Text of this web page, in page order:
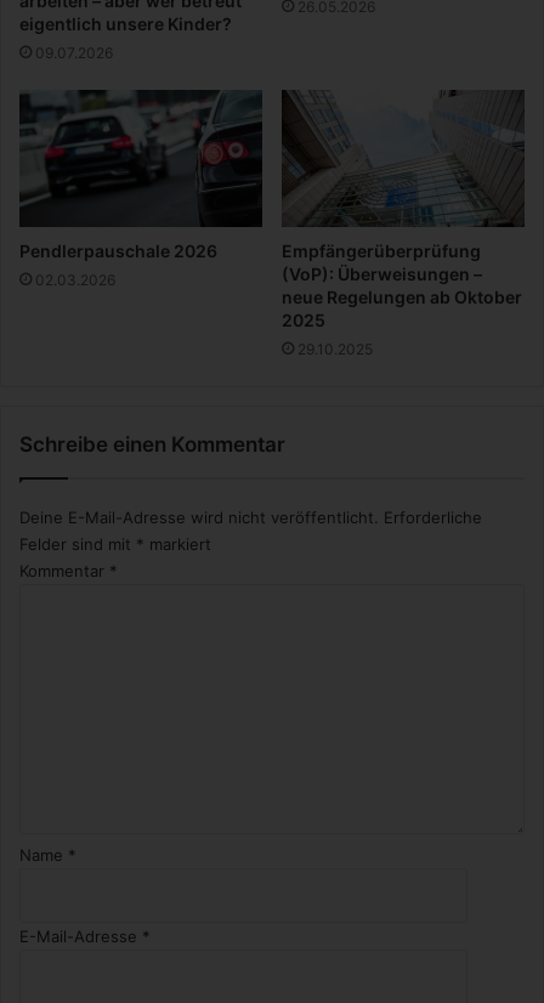
h
k
e
eigentlich unsere Kinder?
09.07.2026
26.05.2026
Pendlerpauschale 2026
02.03.2026
Empfängerüberprüfung
(VoP): Überweisungen –
neue Regelungen ab Oktober
2025
29.10.2025
Schreibe einen Kommentar
Deine E-Mail-Adresse wird nicht veröffentlicht. Erforderliche
Felder sind mit * markiert
Kommentar *
Name *
E-Mail-Adresse *